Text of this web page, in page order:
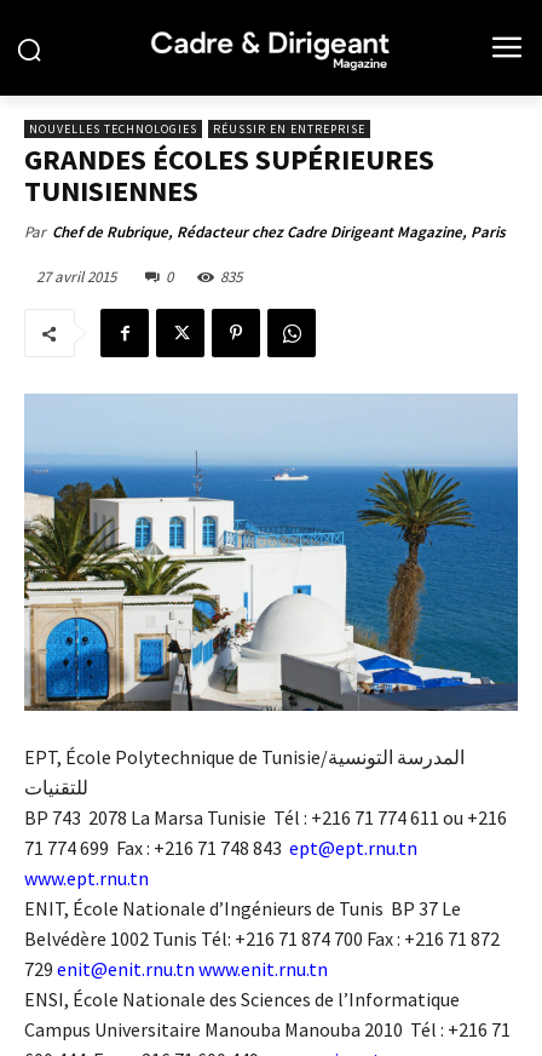
NOUVELLES TECHNOLOGIES RÉUSSIR EN ENTREPRISE
GRANDES ÉCOLES SUPÉRIEURES
TUNISIENNES
Par Chef de Rubrique, Rédacteur chez Cadre Dirigeant Magazine, Paris
27 avril 2015 0 835
EPT, École Polytechnique de Tunisie/المدرسة التونسية
للتقنيات
BP 743 2078 La Marsa Tunisie Tél : +216 71 774 611 ou +216
71 774 699 Fax : +216 71 748 843 ept@ept.rnu.tn
www.ept.rnu.tn
ENIT, École Nationale d’Ingénieurs de Tunis BP 37 Le
Belvédère 1002 Tunis Tél: +216 71 874 700 Fax : +216 71 872
729 enit@enit.rnu.tn www.enit.rnu.tn
ENSI, École Nationale des Sciences de l’Informatique
Campus Universitaire Manouba Manouba 2010 Tél : +216 71